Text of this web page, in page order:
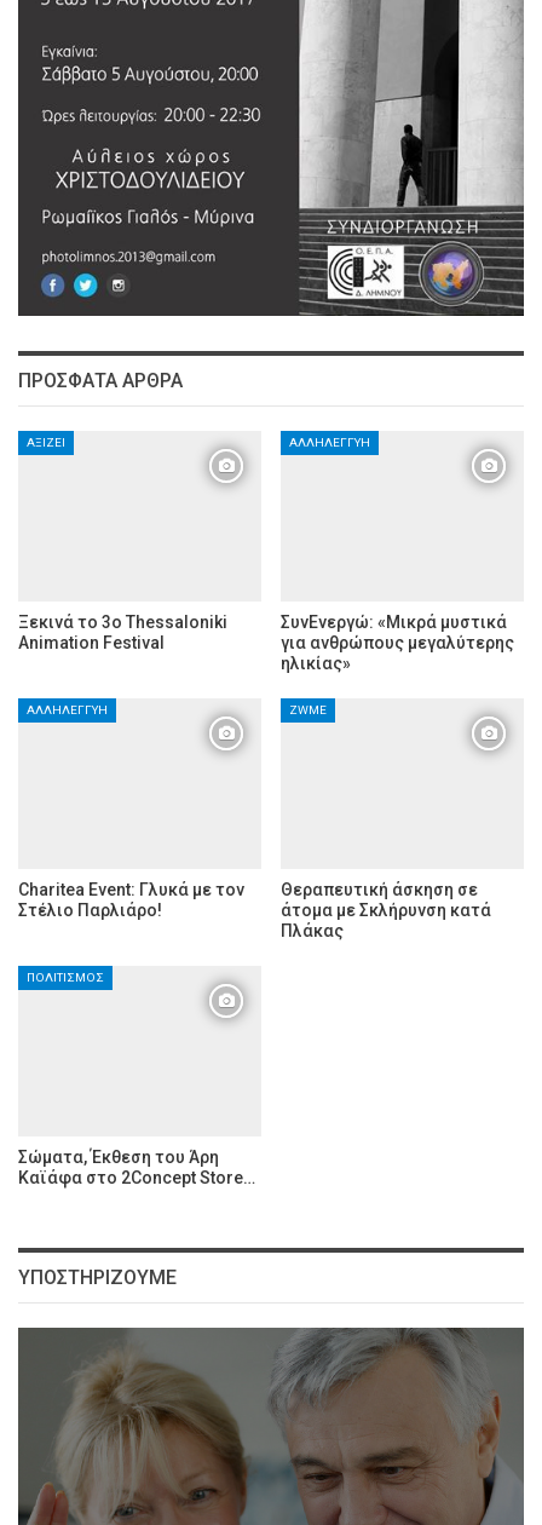
ΠΡΌΣΦΑΤΑ ΆΡΘΡΑ
ΑΞΊΖΕΙ
Ξεκινά το 3ο Thessaloniki
Animation Festival
ΑΛΛΗΛΕΓΓΎΗ
ΣυνΕνεργώ: «Μικρά μυστικά
για ανθρώπους μεγαλύτερης
ηλικίας»
ΑΛΛΗΛΕΓΓΎΗ
Charitea Event: Γλυκά με τον
Στέλιο Παρλιάρο!
ZWME
Θεραπευτική άσκηση σε
άτομα με Σκλήρυνση κατά
Πλάκας
ΠΟΛΙΤΙΣΜΌΣ
Σώματα, Έκθεση του Άρη
Καϊάφα στο 2Concept Store…
ΥΠΟΣΤΗΡΊΖΟΥΜΕ